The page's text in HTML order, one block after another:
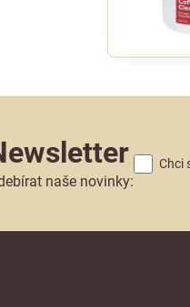
naše novinky:
Chci